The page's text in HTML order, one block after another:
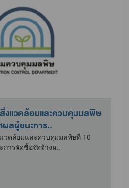
งแวดล้อมและควบคุมมลพิษ
ผลผู้ชนะการ..
วดล้อมและควบคุมมลพิษที่ 10
การจัดซื้อจัดจ้างห..